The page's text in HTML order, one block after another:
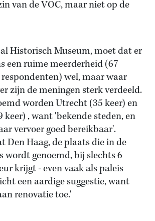
van de VOC, maar niet op de
Historisch Museum, moet dat er
een ruime meerderheid (67
wel, maar waar
zijn de meningen sterk verdeeld.
worden Utrecht (35 keer) en
, want 'bekende steden, en
vervoer goed bereikbaar'.
Den Haag, de plaats die in de
wordt genoemd, bij slechts 6
krijgt - even vaak als paleis
een aardige suggestie, want
renovatie toe.'